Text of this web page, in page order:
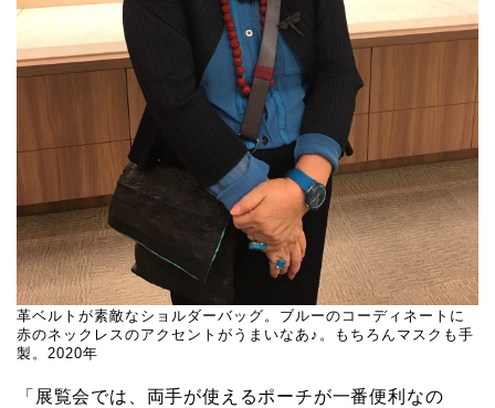
革ベルトが素敵なショルダーバッグ。ブルーのコーディネートに
赤のネックレスのアクセントがうまいなあ♪。もちろんマスクも手
製。2020年
「展覧会では、両手が使えるポーチが一番便利なの